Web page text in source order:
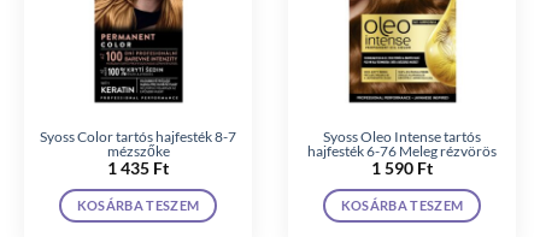
Syoss Color tartós hajfesték 8-7
mézszőke
1 435 Ft
KOSÁRBA TESZEM
Syoss Oleo Intense tartós
hajfesték 6-76 Meleg rézvörös
1 590 Ft
KOSÁRBA TESZEM